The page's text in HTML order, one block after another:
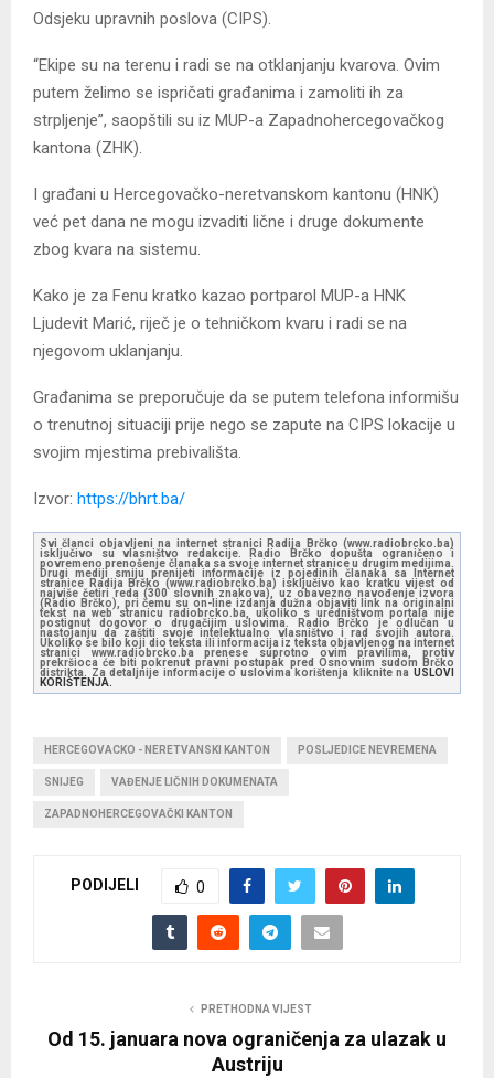
Odsjeku upravnih poslova (CIPS).
“Ekipe su na terenu i radi se na otklanjanju kvarova. Ovim
putem želimo se ispričati građanima i zamoliti ih za
strpljenje”, saopštili su iz MUP-a Zapadnohercegovačkog
kantona (ZHK).
I građani u Hercegovačko-neretvanskom kantonu (HNK)
već pet dana ne mogu izvaditi lične i druge dokumente
zbog kvara na sistemu.
Kako je za Fenu kratko kazao portparol MUP-a HNK
Ljudevit Marić, riječ je o tehničkom kvaru i radi se na
njegovom uklanjanju.
Građanima se preporučuje da se putem telefona informišu
o trenutnoj situaciji prije nego se zapute na CIPS lokacije u
svojim mjestima prebivališta.
Izvor: https://bhrt.ba/
Svi članci objavljeni na internet stranici Radija Brčko (www.radiobrcko.ba)
isključivo su vlasništvo redakcije. Radio Brčko dopušta ograničeno i
povremeno prenošenje članaka sa svoje internet stranice u drugim medijima.
Drugi mediji smiju prenijeti informacije iz pojedinih članaka sa Internet
stranice Radija Brčko (www.radiobrcko.ba) isključivo kao kratku vijest od
najviše četiri reda (300 slovnih znakova), uz obavezno navođenje izvora
(Radio Brčko), pri čemu su on-line izdanja dužna objaviti link na originalni
tekst na web stranicu radiobrcko.ba, ukoliko s uredništvom portala nije
postignut dogovor o drugačijim uslovima. Radio Brčko je odlučan u
nastojanju da zaštiti svoje intelektualno vlasništvo i rad svojih autora.
Ukoliko se bilo koji dio teksta ili informacija iz teksta objavljenog na internet
stranici www.radiobrcko.ba prenese suprotno ovim pravilima, protiv
prekršioca će biti pokrenut pravni postupak pred Osnovnim sudom Brčko
distrikta. Za detaljnije informacije o uslovima korištenja kliknite na USLOVI
KORIŠTENJA.
HERCEGOVACKO - NERETVANSKI KANTON POSLJEDICE NEVREMENA
SNIJEG VAĐENJE LIČNIH DOKUMENATA
ZAPADNOHERCEGOVAČKI KANTON
PODIJELI 0
PRETHODNA VIJEST
Od 15. januara nova ograničenja za ulazak u
Austriju